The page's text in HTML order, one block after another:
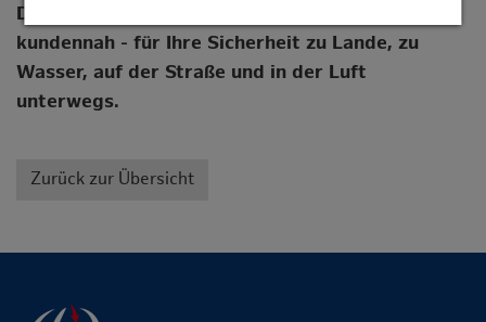
Die Allianz Esa: kompetent, flexibel und
kundennah - für Ihre Sicherheit zu Lande, zu
Wasser, auf der Straße und in der Luft
unterwegs.
Zurück zur Übersicht